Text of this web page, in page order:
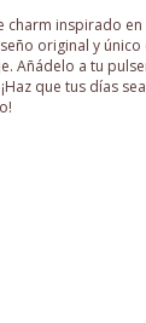
charm inspirado
original y
Añádelo a tu
que tus días